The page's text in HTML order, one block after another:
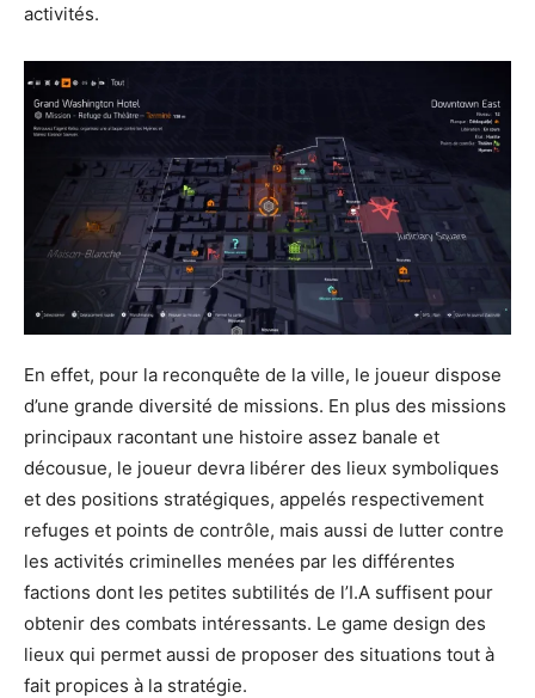
activités.
En effet, pour la reconquête de la ville, le joueur dispose
d’une grande diversité de missions. En plus des missions
principaux racontant une histoire assez banale et
décousue, le joueur devra libérer des lieux symboliques
et des positions stratégiques, appelés respectivement
refuges et points de contrôle, mais aussi de lutter contre
les activités criminelles menées par les différentes
factions dont les petites subtilités de l’I.A suffisent pour
obtenir des combats intéressants. Le game design des
lieux qui permet aussi de proposer des situations tout à
fait propices à la stratégie.